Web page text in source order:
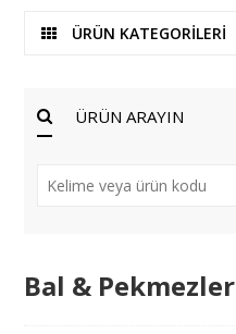
ÜRÜN KATEGORİLERİ
ÜRÜN ARAYIN
Bal & Pekmezler